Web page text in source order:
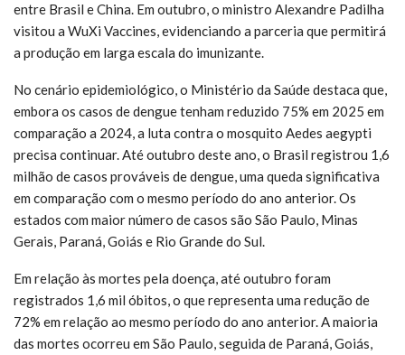
entre Brasil e China. Em outubro, o ministro Alexandre Padilha
visitou a WuXi Vaccines, evidenciando a parceria que permitirá
a produção em larga escala do imunizante.
No cenário epidemiológico, o Ministério da Saúde destaca que,
embora os casos de dengue tenham reduzido 75% em 2025 em
comparação a 2024, a luta contra o mosquito Aedes aegypti
precisa continuar. Até outubro deste ano, o Brasil registrou 1,6
milhão de casos prováveis de dengue, uma queda significativa
em comparação com o mesmo período do ano anterior. Os
estados com maior número de casos são São Paulo, Minas
Gerais, Paraná, Goiás e Rio Grande do Sul.
Em relação às mortes pela doença, até outubro foram
registrados 1,6 mil óbitos, o que representa uma redução de
72% em relação ao mesmo período do ano anterior. A maioria
das mortes ocorreu em São Paulo, seguida de Paraná, Goiás,